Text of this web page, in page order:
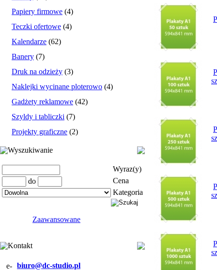
Papiery firmowe (4)
Teczki ofertowe (4)
Kalendarze (62)
Banery (7)
Druk na odzieży (3)
Naklejki wycinane ploterowo (4)
Gadżety reklamowe (42)
Szyldy i tabliczki (7)
Projekty graficzne (2)
Wyszukiwanie
Wyraz(y)
do
Cena
Kategoria
Zaawansowane
Kontakt
biuro@dc-studio.pl